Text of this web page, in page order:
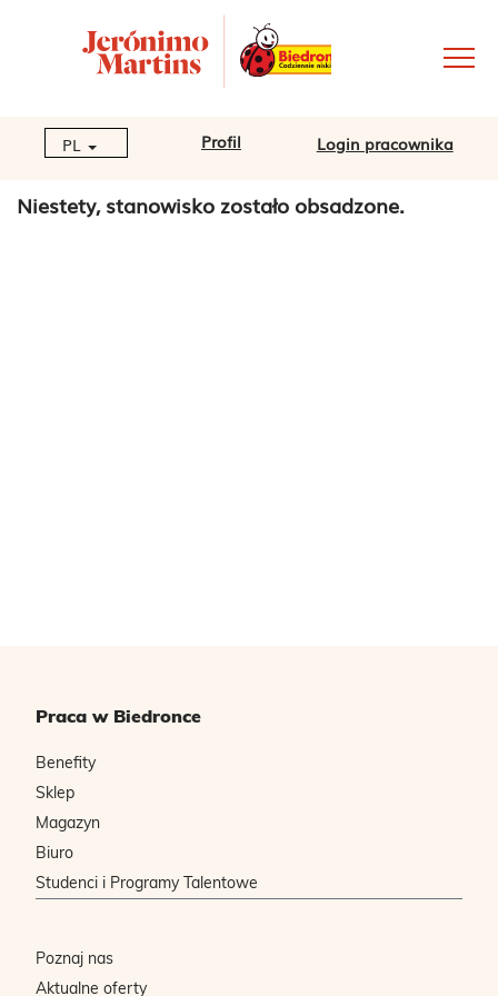
PL Profil Login pracownika
Niestety, stanowisko zostało obsadzone.
Praca w Biedronce
Benefity
Sklep
Magazyn
Biuro
Studenci i Programy Talentowe
Poznaj nas
Aktualne oferty